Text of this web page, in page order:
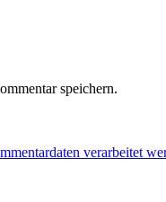
speichern.
verarbeitet